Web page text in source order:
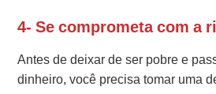
4- Se comprometa com a
Antes de deixar de ser pobre e
dinheiro, você precisa tomar uma